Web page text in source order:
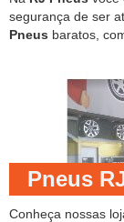
segurança de ser
Pneus baratos,
Pneus
Conheça nossas